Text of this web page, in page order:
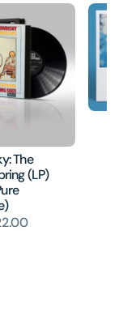
The
(LP)